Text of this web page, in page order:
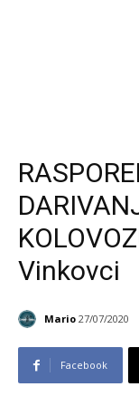
Vinkovci
Mario 27/07/2020
Facebook